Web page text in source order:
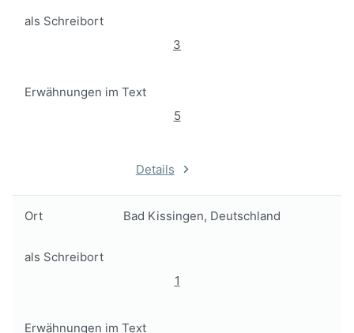
als Schreibort
3
Erwähnungen im Text
5
Details
Ort Bad Kissingen, Deutschland
als Schreibort
1
Erwähnungen im Text